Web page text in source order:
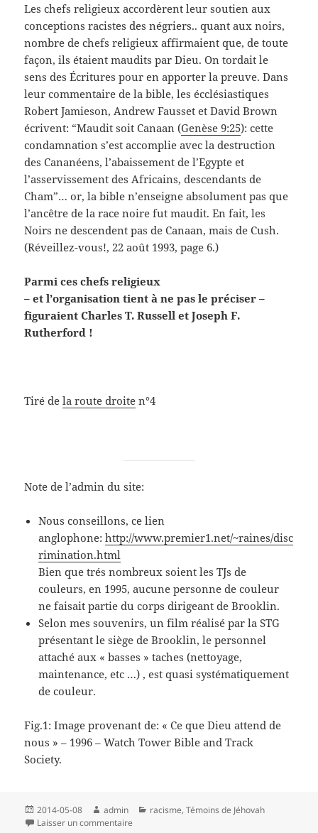
Les chefs religieux accordèrent leur soutien aux
conceptions racistes des négriers.. quant aux noirs,
nombre de chefs religieux affirmaient que, de toute
façon, ils étaient maudits par Dieu. On tordait le
sens des Écritures pour en apporter la preuve. Dans
leur commentaire de la bible, les écclésiastiques
Robert Jamieson, Andrew Fausset et David Brown
écrivent: “Maudit soit Canaan (Genèse 9:25): cette
condamnation s’est accomplie avec la destruction
des Cananéens, l’abaissement de l’Egypte et
l’asservissement des Africains, descendants de
Cham”… or, la bible n’enseigne absolument pas que
l’ancêtre de la race noire fut maudit. En fait, les
Noirs ne descendent pas de Canaan, mais de Cush.
(Réveillez-vous!, 22 août 1993, page 6.)
Parmi ces chefs religieux
– et l’organisation tient à ne pas le préciser –
figuraient Charles T. Russell et Joseph F.
Rutherford !
Tiré dela route droite n°4
Note de l’admin du site:
Nous conseillons, ce lien
anglophone:http://www.premier1.net/~raines/disc
rimination.html
Bien que trés nombreux soient les TJs de
couleurs, en 1995, aucune personne de couleur
ne faisait partie du corps dirigeant de Brooklin.
Selon mes souvenirs, un film réalisé par la STG
présentant le siège de Brooklin, le personnel
attaché aux « basses » taches (nettoyage,
maintenance, etc …) , est quasi systématiquement
de couleur.
Fig.1: Image provenant de: « Ce que Dieu attend de
nous » – 1996 – Watch Tower Bible and Track
Society.
Publié
le
2014-05-08 Auteur
admin Catégories
racisme,Témoins de Jéhovah
Laisser un commentaire